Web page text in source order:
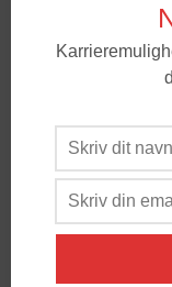
Om Dabgo
Medlemmer- For
admin@dabgo.com
Kontakt: